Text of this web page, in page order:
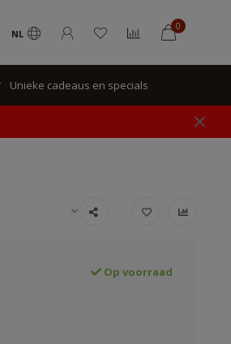
NL
0
Unieke cadeaus en specials
Op voorraad